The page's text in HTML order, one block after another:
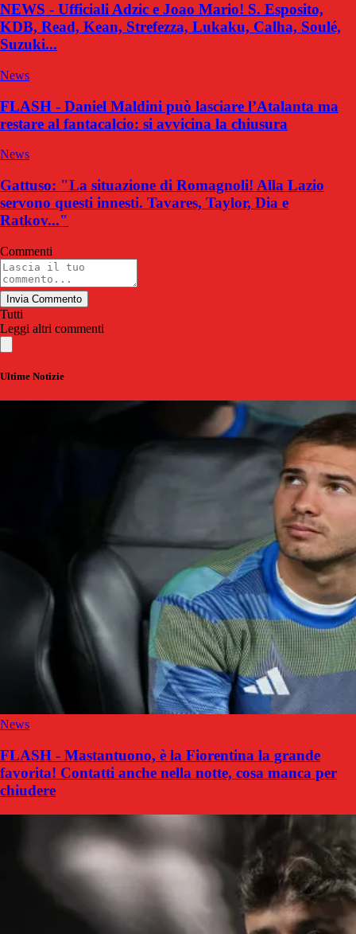
NEWS - Ufficiali Adzic e Joao Mario! S. Esposito,
KDB, Read, Kean, Strefezza, Lukaku, Calha, Soulé,
Suzuki...
News
FLASH - Daniel Maldini può lasciare l’Atalanta ma
restare al fantacalcio: si avvicina la chiusura
News
Gattuso: "La situazione di Romagnoli! Alla Lazio
servono questi innesti. Tavares, Taylor, Dia e
Ratkov..."
Commenti
Invia Commento
Tutti
Leggi altri commenti
Ultime Notizie
News
FLASH - Mastantuono, è la Fiorentina la grande
favorita! Contatti anche nella notte, cosa manca per
chiudere